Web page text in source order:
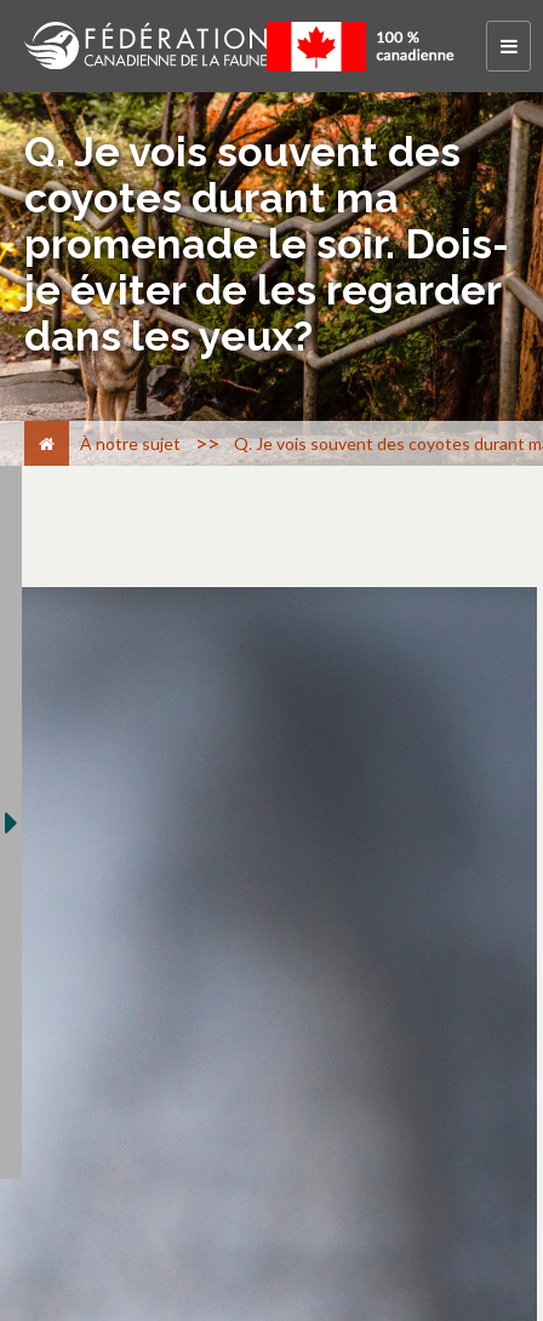
Q. Je vois souvent des
coyotes durant ma
promenade le soir. Dois-
je éviter de les regarder
dans les yeux?
À notre sujet > Q. Je vois souvent des coyotes durant